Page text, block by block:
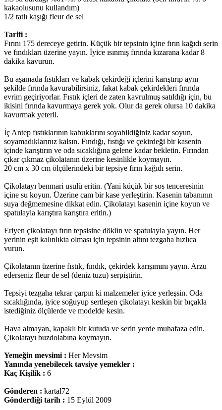
kakaolusunu kullandım)
1/2 tatlı kaşığı fleur de sel
Tarifi :
Fırını 175 dereceye getirin. Küçük bir tepsinin içine fırın kağıdı serin
ve fındıkları üzerine yayın. İyice ısınmış fırında kızarana kadar 8
dakika kavurun.
Bu aşamada fıstıkları ve kabak çekirdeği içlerini karıştırıp aynı
şekilde fırında kavurabilirsiniz, fakat kabak çekirdekleri fırında
evrim geçiriyorlar. Fıstık içleri de zaten kavrulmuş satıldığı için, bu
ikisini fırında kavurmaya gerek yok. Olur da gerek olursa 10 dakika
kavurmak yeterli.
İç Antep fıstıklarının kabuklarını soyabildiğiniz kadar soyun,
soyamadıklarınız kalsın. Fındığı, fıstığı ve çekirdeği bir kasenin
içinde karıştırın ve oda sıcaklığına gelene kadar bekletin. Fırından
çıkar çıkmaz çikolatanın üzerine kesinlikle koymayın.
20 cm x 30 cm ölçülerindeki bir tepsiye fırın kağıdı serin.
Çikolatayı benmari usulü eritin. (Yani küçük bir sos tenceresinin
içine su koyun. Üzerine cam bir kase yerleştirin. Kasenin tabanının
suya değmemesine dikkat edin. Çikolatayı kasenin içine koyun ve
spatulayla karıştıra karıştıra eritin.)
Eriyen çikolatayı fırın tepsisine dökün ve spatulayla yayın. Her
yerinin eşit kalınlıkta olması için tepsinin altını tezgaha hızlıca
vurun.
Çikolatanın üzerine fıstık, fındık, çekirdek karışımını yayın. Arzu
ederseniz fleur de sel (deniz tuzu) serpiştirin.
Tepsiyi tezgaha tekrar çarpın ki malzemeler iyice yerleşsin. Oda
sıcaklığında, iyice soğuyup sertleşen çikolatayı keskin bir bıçakla
istediğiniz ölçülerde ve modelde kesin.
Hava almayan, kapaklı bir kutuda ve serin yerde muhafaza edin.
Çikolatayı buzdolabına koymayın.
Yemeğin mevsimi : Her Mevsim
Yanında yenebilecek tavsiye yemekler :
Kaç Kişilik : 6
Gönderen : kartal72
Gönderdiği tarih : 15 Eylül 2009